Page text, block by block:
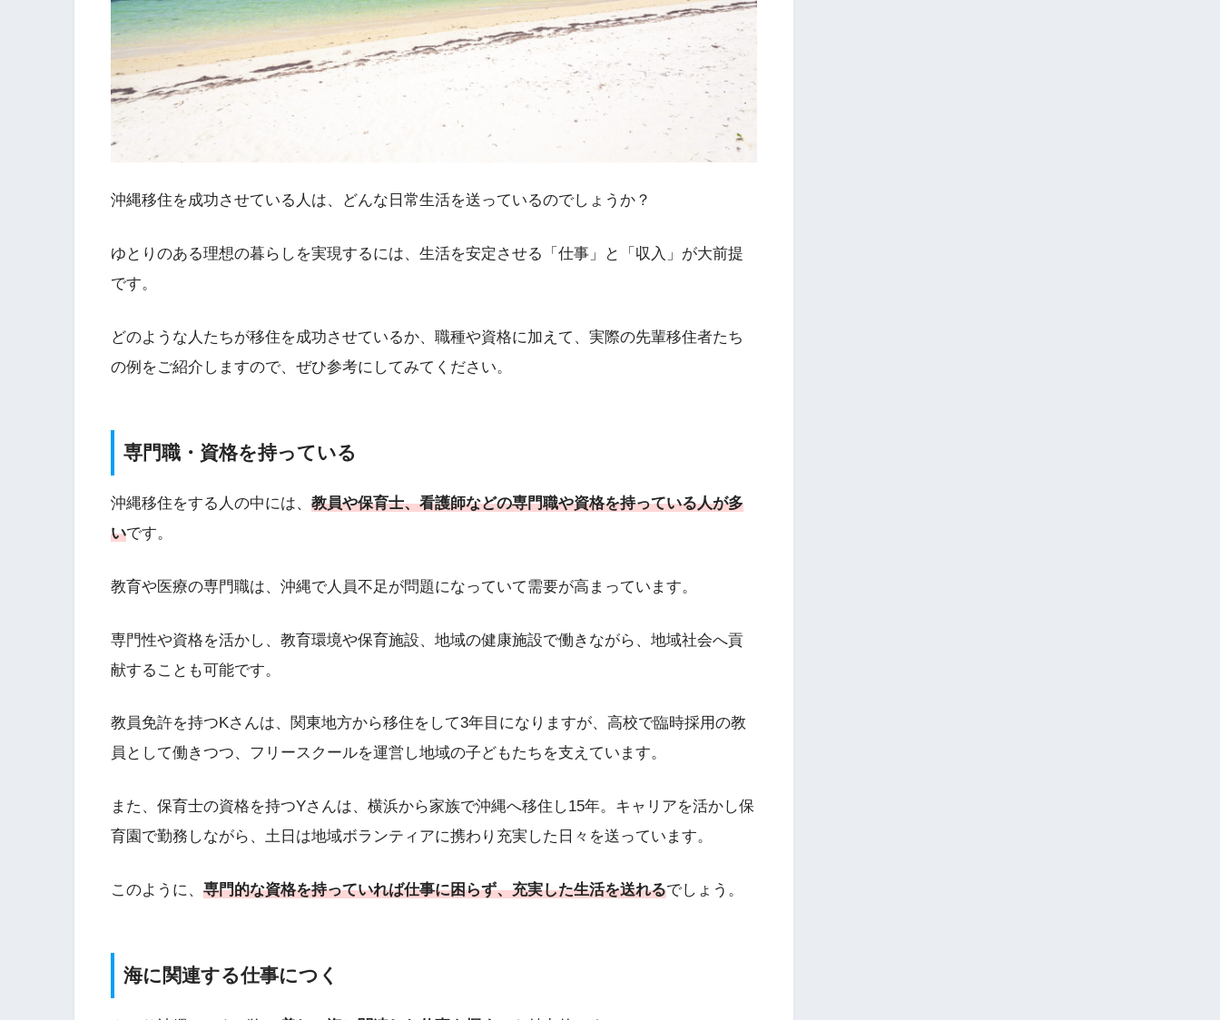
沖縄移住を成功させている人は、どんな日常生活を送っているのでしょうか？
ゆとりのある理想の暮らしを実現するには、生活を安定させる「仕事」と「収入」が大前提
です。
どのような人たちが移住を成功させているか、職種や資格に加えて、実際の先輩移住者たち
の例をご紹介しますので、ぜひ参考にしてみてください。
専門職・資格を持っている
沖縄移住をする人の中には、 教員や保育士、看護師などの専門職や資格を持っている人が多
いです。
教育や医療の専門職は、沖縄で人員不足が問題になっていて需要が高まっています。
専門性や資格を活かし、教育環境や保育施設、地域の健康施設で働きながら、地域社会へ貢
献することも可能です。
教員免許を持つKさんは、関東地方から移住をして3年目になりますが、高校で臨時採用の教
員として働きつつ、フリースクールを運営し地域の子どもたちを支えています。
また、保育士の資格を持つYさんは、横浜から家族で沖縄へ移住し15年。キャリアを活かし保
育園で勤務しながら、土日は地域ボランティアに携わり充実した日々を送っています。
このように、 専門的な資格を持っていれば仕事に困らず、充実した生活を送れるでしょう。
海に関連する仕事につく